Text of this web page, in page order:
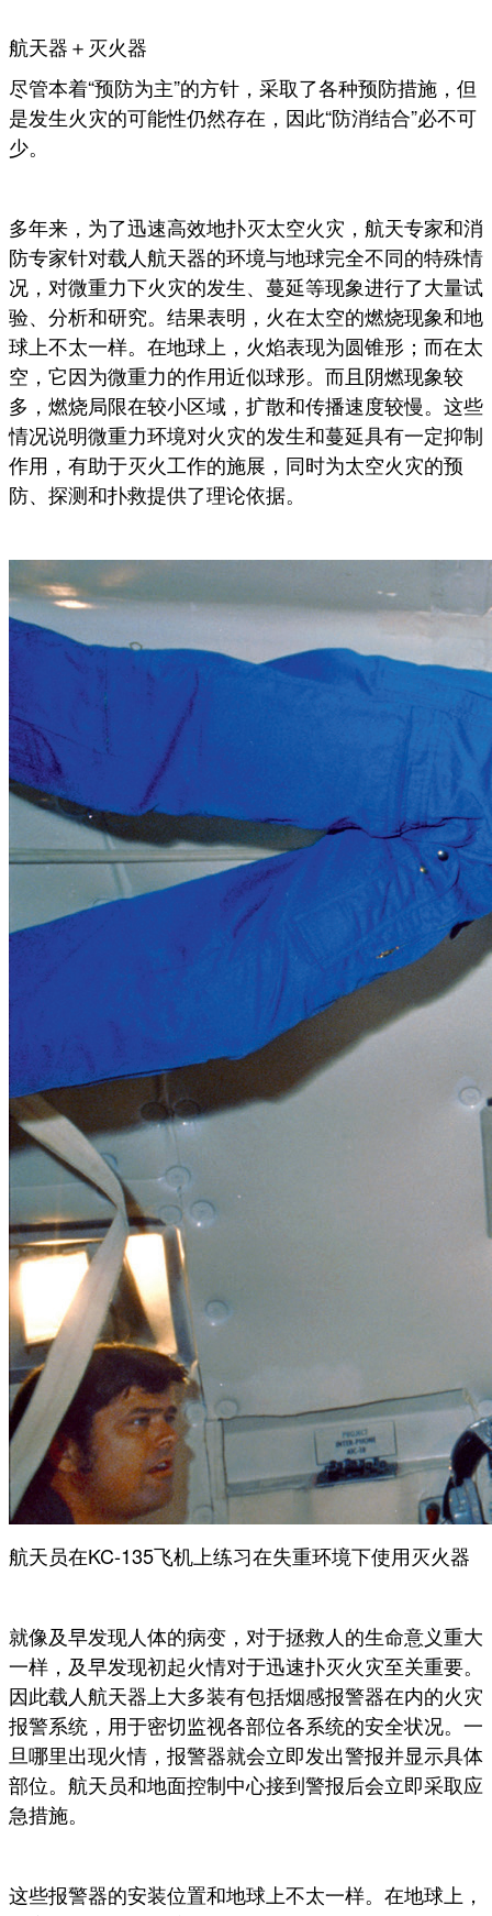
航天器＋灭火器
尽管本着“预防为主”的方针，采取了各种预防措施，但
是发生火灾的可能性仍然存在，因此“防消结合”必不可
少。
多年来，为了迅速高效地扑灭太空火灾，航天专家和消
防专家针对载人航天器的环境与地球完全不同的特殊情
况，对微重力下火灾的发生、蔓延等现象进行了大量试
验、分析和研究。结果表明，火在太空的燃烧现象和地
球上不太一样。在地球上，火焰表现为圆锥形；而在太
空，它因为微重力的作用近似球形。而且阴燃现象较
多，燃烧局限在较小区域，扩散和传播速度较慢。这些
情况说明微重力环境对火灾的发生和蔓延具有一定抑制
作用，有助于灭火工作的施展，同时为太空火灾的预
防、探测和扑救提供了理论依据。
航天员在KC-135飞机上练习在失重环境下使用灭火器
就像及早发现人体的病变，对于拯救人的生命意义重大
一样，及早发现初起火情对于迅速扑灭火灾至关重要。
因此载人航天器上大多装有包括烟感报警器在内的火灾
报警系统，用于密切监视各部位各系统的安全状况。一
旦哪里出现火情，报警器就会立即发出警报并显示具体
部位。航天员和地面控制中心接到警报后会立即采取应
急措施。
这些报警器的安装位置和地球上不太一样。在地球上，